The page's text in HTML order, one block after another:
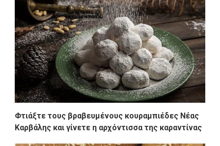
Φτιάξτε τους βραβευμένους κουραμπιέδες Νέας
Καρβάλης και γίνετε η αρχόντισσα της καραντίνας